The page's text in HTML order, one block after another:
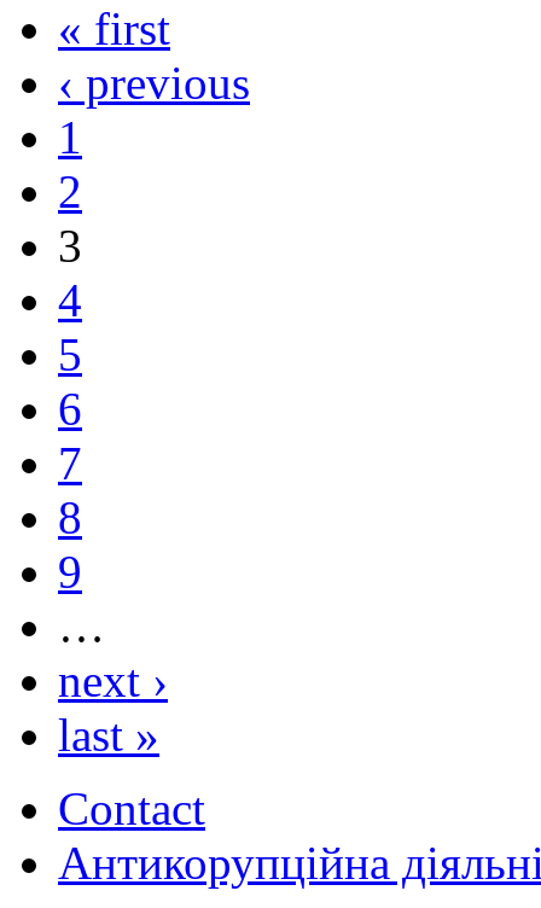
« first
‹ previous
1
2
3
4
5
6
7
8
9
…
next ›
last »
Contact
Антикорупційна